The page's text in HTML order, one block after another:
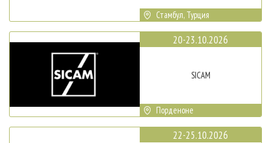
Стамбул, Турция
20-23.10.2026
SICAM
Порденоне
22-25.10.2026